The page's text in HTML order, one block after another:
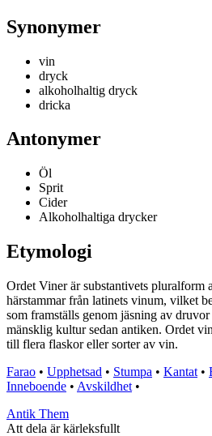
Synonymer
vin
dryck
alkoholhaltig dryck
dricka
Antonymer
Öl
Sprit
Cider
Alkoholhaltiga drycker
Etymologi
Ordet Viner är substantivets pluralform
härstammar från latinets vinum, vilket
som framställs genom jäsning av
mänsklig kultur sedan antiken. Ordet
till flera flaskor eller sorter av vin.
Farao • Upphetsad • Stumpa • Kantat •
Inneboende • Avskildhet •
Antik Them
Att dela är kärleksfullt